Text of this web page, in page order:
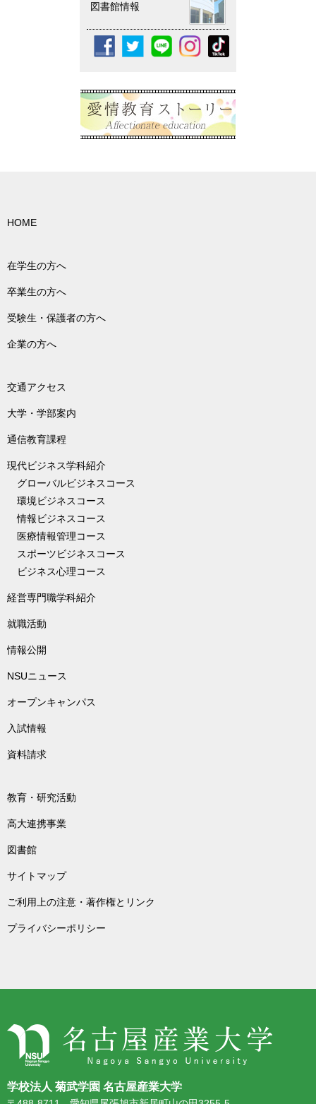
図書館情報
HOME
在学生の方へ
卒業生の方へ
受験生・保護者の方へ
企業の方へ
交通アクセス
大学・学部案内
通信教育課程
現代ビジネス学科紹介
グローバルビジネスコース
環境ビジネスコース
情報ビジネスコース
医療情報管理コース
スポーツビジネスコース
ビジネス心理コース
経営専門職学科紹介
就職活動
情報公開
NSUニュース
オープンキャンパス
入試情報
資料請求
教育・研究活動
高大連携事業
図書館
サイトマップ
ご利用上の注意・著作権とリンク
プライバシーポリシー
学校法人 菊武学園 名古屋産業大学